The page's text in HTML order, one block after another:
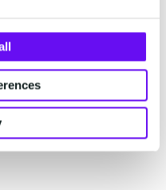
Basic
in situaties waar
volstaat
wordt verwacht.
cases voor RCS